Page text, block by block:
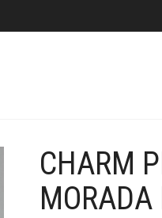
CHARM
MORADA